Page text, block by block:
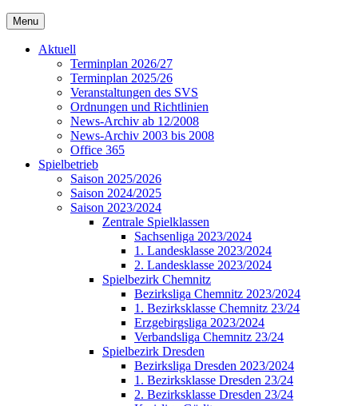
Menu
Aktuell
Terminplan 2026/27
Terminplan 2025/26
Veranstaltungen des SVS
Ordnungen und Richtlinien
News-Archiv ab 12/2008
News-Archiv 2003 bis 2008
Office 365
Spielbetrieb
Saison 2025/2026
Saison 2024/2025
Saison 2023/2024
Zentrale Spielklassen
Sachsenliga 2023/2024
1. Landesklasse 2023/2024
2. Landesklasse 2023/2024
Spielbezirk Chemnitz
Bezirksliga Chemnitz 2023/2024
1. Bezirksklasse Chemnitz 23/24
Erzgebirgsliga 2023/2024
Verbandsliga Chemnitz 23/24
Spielbezirk Dresden
Bezirksliga Dresden 2023/2024
1. Bezirksklasse Dresden 23/24
2. Bezirksklasse Dresden 23/24